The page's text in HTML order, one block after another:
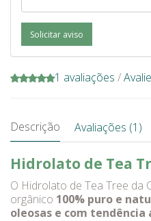
Solicitar aviso
1 avaliações /
Descrição Avaliações (1)
Hidrolato de Tea
O Hidrolato de Tea Tree da
orgânico 100% puro e
oleosas e com tendência